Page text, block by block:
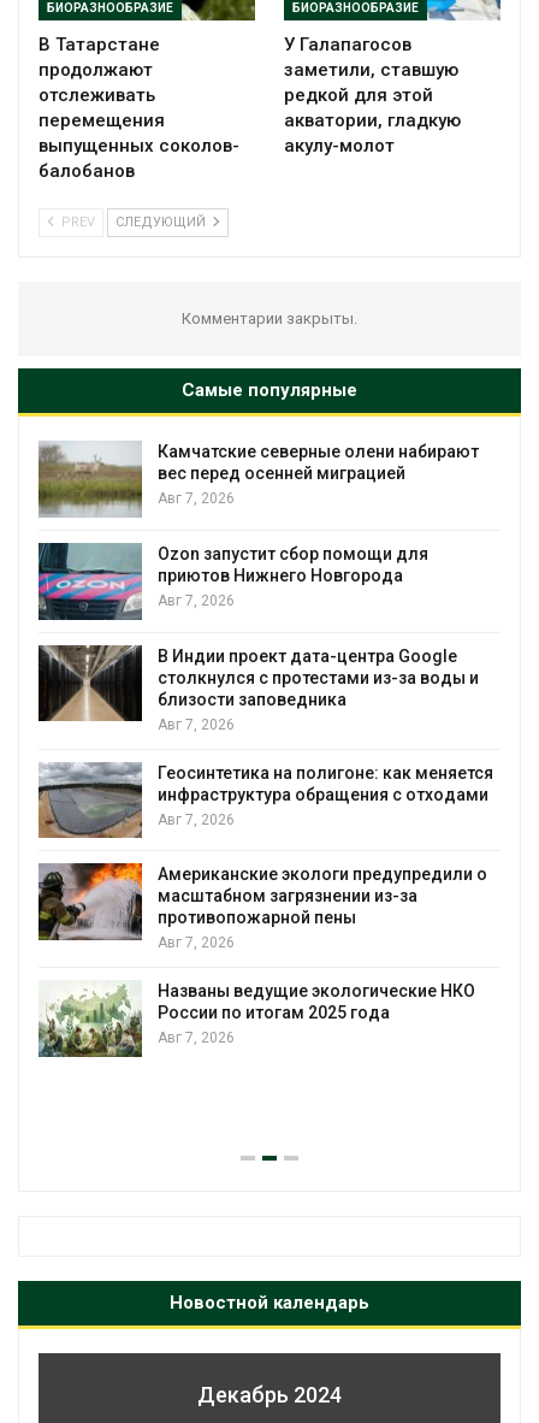
БИОРАЗНООБРАЗИЕ
В Татарстане
продолжают
отслеживать
перемещения
выпущенных соколов-
балобанов
БИОРАЗНООБРАЗИЕ
У Галапагосов
заметили, ставшую
редкой для этой
акватории, гладкую
акулу-молот
PREV СЛЕДУЮЩИЙ
Комментарии закрыты.
Самые популярные
о
Тайфун, засуха и пожары: сразу
несколько регионов столкнулись с
экстремальными природными
Авг 7, 2026
Солнечные панели над каналами
позволяют одновременно
воду
Авг 7, 2026
Дождевая вода с крыш может помочь
Авг 7, 2026
Минприроды потребовало ускорить
уборку контейнерных площадок
Авг 7, 2026
Панамский канал вновь ограничивает
воды
Авг 6, 2026
Новостной календарь
Декабрь 2024